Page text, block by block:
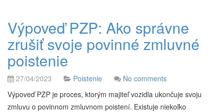
Výpoveď PZP: Ako správne
zrušiť svoje povinné zmluvné
poistenie
27/04/2023 Poistenie
No comments
Výpoveď PZP je proces, ktorým majiteľ vozidla ukončuje svoju
zmluvu o povinnom zmluvnom poistení. Existuje niekoľko